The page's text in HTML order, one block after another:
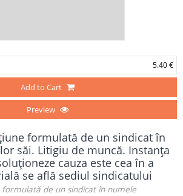
5.40 €
Add to Cart
Preview
formulată de un sindicat în
săi. Litigiu de muncă. Instanţa
cauza este cea în a
se află sediul sindicatului
de un sindicat în numele